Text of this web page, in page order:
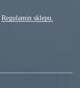
Regulamin sklepu.